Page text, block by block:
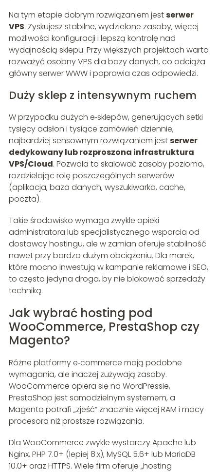
Na tym etapie dobrym rozwiązaniem jestserwer
VPS. Zyskujesz stabilne, wydzielone zasoby, więcej
możliwości konfiguracji i lepszą kontrolę nad
wydajnością sklepu. Przy większych projektach warto
rozważyć osobny VPS dla bazy danych, co odciąża
główny serwer WWW i poprawia czas odpowiedzi.
Duży sklep z intensywnym ruchem
W przypadku dużych e‑sklepów, generujących setki
tysięcy odsłon i tysiące zamówień dziennie,
najbardziej sensownym rozwiązaniem jestserwer
dedykowany lub rozproszona infrastruktura
VPS/Cloud. Pozwala to skalować zasoby poziomo,
rozdzielając rolę poszczególnych serwerów
(aplikacja, baza danych, wyszukiwarka, cache,
poczta).
Takie środowisko wymaga zwykle opieki
administratora lub specjalistycznego wsparcia od
dostawcy hostingu, ale w zamian oferuje stabilność
nawet przy bardzo dużym obciążeniu. Dla marek,
które mocno inwestują w kampanie reklamowe i SEO,
to często jedyna droga, by nie blokować sprzedaży
techniką.
Jak wybrać hosting pod
WooCommerce, PrestaShop czy
Magento?
Różne platformy e‑commerce mają podobne
wymagania, ale inaczej zużywają zasoby.
WooCommerce opiera się na WordPressie,
PrestaShop jest samodzielnym systemem, a
Magento potrafi „zjeść” znacznie więcej RAM i mocy
procesora niż prostsze rozwiązania.
Dla WooCommerce zwykle wystarczy Apache lub
Nginx, PHP 7.0+ (lepiej 8.x), MySQL 5.6+ lub MariaDB
10.0+ oraz HTTPS. Wiele firm oferuje „hosting